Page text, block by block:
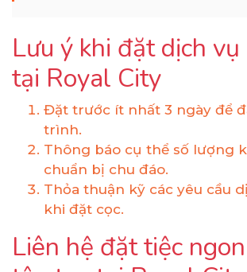
Lưu ý khi đặt dịch vụ
tại Royal City
Đặt trước ít nhất 3 ngày để
trình.
Thông báo cụ thể số lượng
chuẩn bị chu đáo.
Thỏa thuận kỹ các yêu cầu
khi đặt cọc.
Liên hệ đặt tiệc